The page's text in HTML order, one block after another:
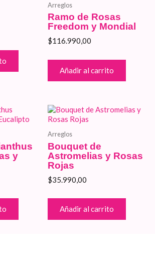
Arreglos
Ramo de Rosas
Freedom y Mondial
$116.990,00
Añadir al carrito
y
Arreglos
Bouquet de
Astromelias y Rosas
Rojas
$35.990,00
Añadir al carrito